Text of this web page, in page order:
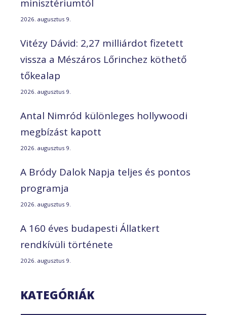
minisztériumtól
2026. augusztus 9.
Vitézy Dávid: 2,27 milliárdot fizetett
vissza a Mészáros Lőrinchez köthető
tőkealap
2026. augusztus 9.
Antal Nimród különleges hollywoodi
megbízást kapott
2026. augusztus 9.
A Bródy Dalok Napja teljes és pontos
programja
2026. augusztus 9.
A 160 éves budapesti Állatkert
rendkívüli története
2026. augusztus 9.
KATEGÓRIÁK